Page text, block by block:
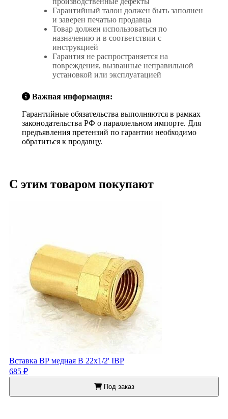
Гарантийный талон должен быть заполнен
и заверен печатью продавца
Товар должен использоваться по
назначению и в соответствии с
инструкцией
Гарантия не распространяется на
повреждения, вызванные неправильной
установкой или эксплуатацией
Важная информация:
Гарантийные обязательства выполняются в рамках
законодательства РФ о параллельном импорте. Для
предъявления претензий по гарантии необходимо
обратиться к продавцу.
С этим товаром покупают
Вставка ВР медная В 22х1/2' IBP
685 ₽
Под заказ